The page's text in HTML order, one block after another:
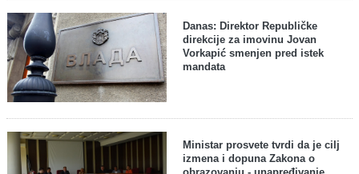
Danas: Direktor Republičke
direkcije za imovinu Jovan
Vorkapić smenjen pred istek
mandata
Ministar prosvete tvrdi da je cilj
izmena i dopuna Zakona o